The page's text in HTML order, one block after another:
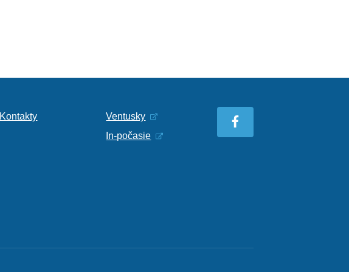
Kontakty
Ventusky
In-počasie